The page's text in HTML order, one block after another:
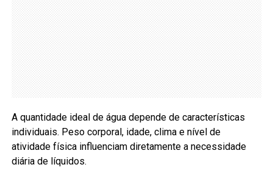
A quantidade ideal de água depende de características
individuais. Peso corporal, idade, clima e nível de
atividade física influenciam diretamente a necessidade
diária de líquidos.